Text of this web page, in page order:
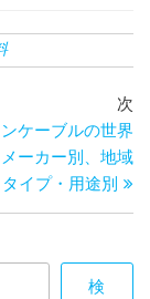
投
次
ケーブルの世界
ーカー別、地域
イプ・用途別
検